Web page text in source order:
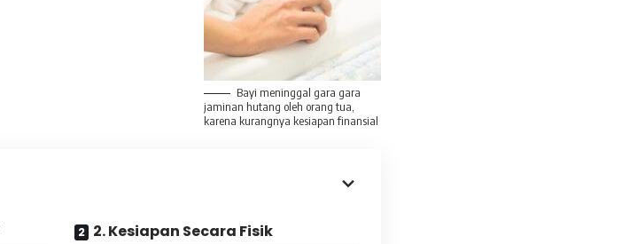
Bayi meninggal gara gara
jaminan hutang oleh orang tua,
karena kurangnya kesiapan finansial
2. Kesiapan Secara Fisik